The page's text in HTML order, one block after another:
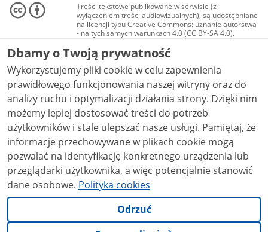
Treści tekstowe publikowane w serwisie (z
wyłączeniem treści audiowizualnych), są udostępniane
na licencji typu Creative Commons: uznanie autorstwa
- na tych samych warunkach 4.0 (CC BY-SA 4.0).
Materiały audiowizualne, w tym zdjęcia, materiały
audio i wideo, są udostępniane na licencji typu
Creative Commons: uznanie autorstwa użycie
niekomercyjne - bez utworów zależnych 4.0 (CC BY-
NC-ND 4.0), o ile nie jest to stwierdzone inaczej.
Dbamy o Twoją prywatność
Wykorzystujemy pliki cookie w celu zapewnienia
prawidłowego funkcjonowania naszej witryny oraz do
analizy ruchu i optymalizacji działania strony. Dzięki nim
możemy lepiej dostosować treści do potrzeb
użytkowników i stale ulepszać nasze usługi. Pamiętaj, że
informacje przechowywane w plikach cookie mogą
pozwalać na identyfikację konkretnego urządzenia lub
przeglądarki użytkownika, a więc potencjalnie stanowić
dane osobowe. Polityka cookies
Odrzuć